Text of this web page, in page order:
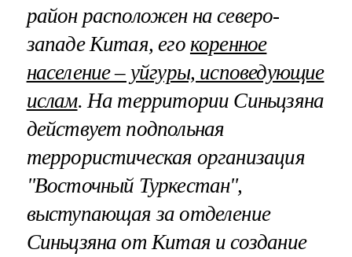
район расположен на северо-
западе Китая, его коренное
население – уйгуры, исповедующие
ислам. На территории Синьцзяна
действует подпольная
террористическая организация
"Восточный Туркестан",
выступающая за отделение
Синьцзяна от Китая и создание